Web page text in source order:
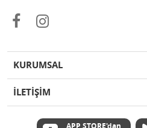
KURUMSAL
İLETİŞİM
APP STORE'dan